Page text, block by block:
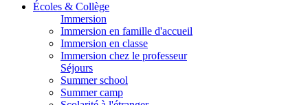
Écoles & Collège
Immersion
Immersion en famille d'accueil
Immersion en classe
Immersion chez le professeur
Séjours
Summer school
Summer camp